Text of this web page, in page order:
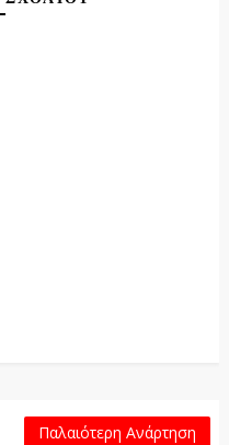
Παλαιότερη Ανάρτηση